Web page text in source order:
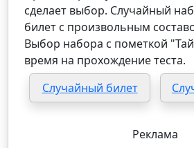
сделает выбор. Случайный
билет с произвольным
Выбор набора с пометкой
время на прохождение теста.
Случайный билет
Реклама